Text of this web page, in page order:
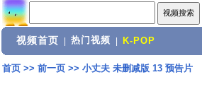
视频首页 热门视频 K-POP
首页>> 前一页>> 小丈夫 未删减版 13 预告片